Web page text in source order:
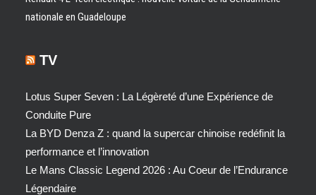
nationale en Guadeloupe
TV
Lotus Super Seven : La Légèreté d’une Expérience de
Conduite Pure
La BYD Denza Z : quand la supercar chinoise redéfinit la
performance et l’innovation
Le Mans Classic Legend 2026 : Au Coeur de l’Endurance
Légendaire